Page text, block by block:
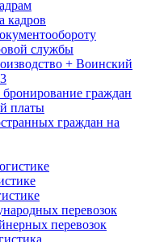
кадров
службы
+ Воинский
граждан
платы
граждан на
перевозок
перевозок